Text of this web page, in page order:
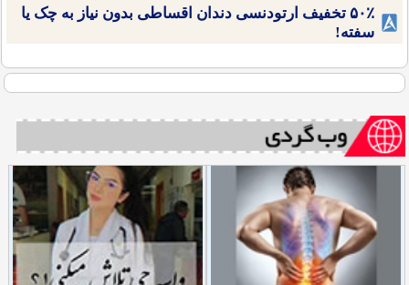
۵۰٪ تخفیف ارتودنسی دندان اقساطی بدون نیاز به چک یا
سفته!